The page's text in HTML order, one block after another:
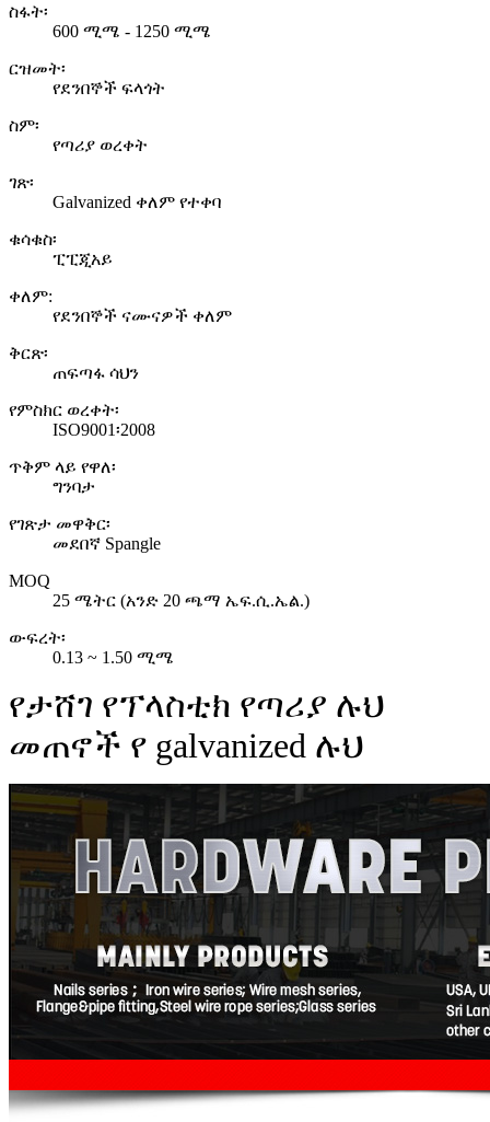
ስፋት፡
600 ሚሜ - 1250 ሚሜ
ርዝመት፡
የደንበኞች ፍላጎት
ስም፡
የጣሪያ ወረቀት
ገጽ፡
Galvanized ቀለም የተቀባ
ቁሳቁስ፡
ፒፒጂአይ
ቀለም:
የደንበኞች ናሙናዎች ቀለም
ቅርጽ፡
ጠፍጣፋ ሳህን
የምስክር ወረቀት፡
ISO9001፡2008
ጥቅም ላይ የዋለ፡
ግንባታ
የገጽታ መዋቅር፡
መደበኛ Spangle
MOQ
25 ሜትር (አንድ 20 ጫማ ኤፍ.ሲ.ኤል.)
ውፍረት፡
0.13 ~ 1.50 ሚሜ
የታሸገ የፕላስቲክ የጣሪያ ሉህ
መጠኖች የ galvanized ሉህ